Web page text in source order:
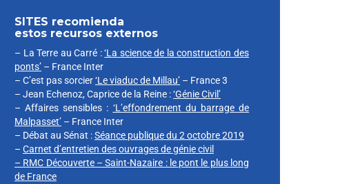
SITES recomienda
estos recursos externos
– La Terre au Carré :‘La science de la construction des
ponts’ – France Inter
– C’est pas sorcier‘Le viaduc de Millau’ – France 3
– Jean Echenoz, Caprice de la Reine :‘Génie Civil’
– Affaires sensibles : ‘L’effondrement du barrage de
Malpasset’ – France Inter
– Débat au Sénat :Séance publique du 2 octobre 2019
– Carnet d’entretien des ouvrages de génie civil
– RMC Découverte – Saint-Nazaire : le pont le plus long
de France